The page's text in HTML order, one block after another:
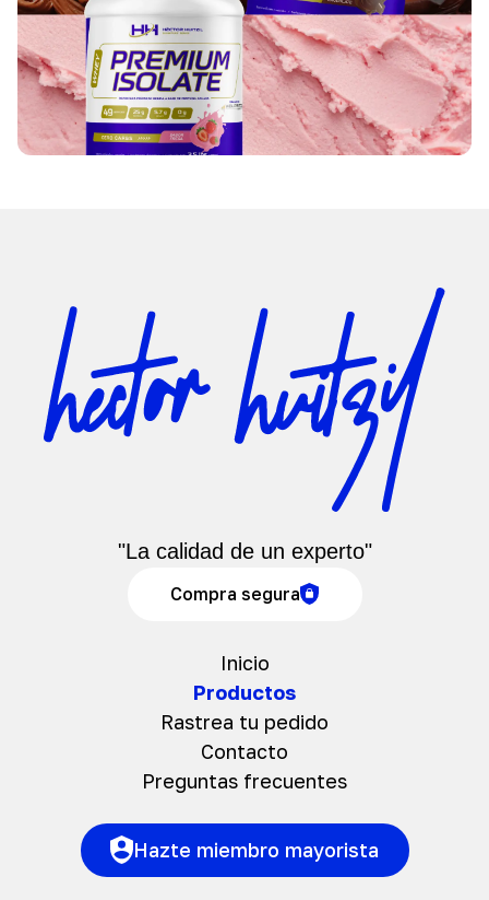
Inicio
Productos
Rastrea tu pedido
Contacto
Preguntas frecuentes
Hazte miembro mayorista
"La calidad de un experto"
Compra segura